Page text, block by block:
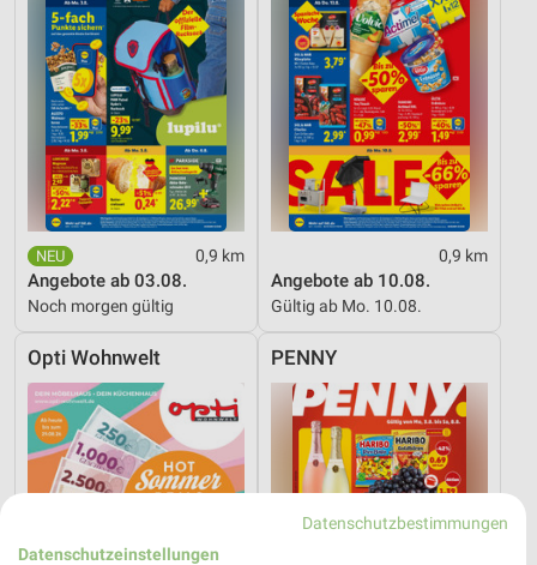
0,9 km
Angebote ab 03.08.
Noch morgen gültig
0,9 km
Angebote ab 10.08.
Gültig ab Mo. 10.08.
Opti Wohnwelt PENNY
Datenschutzbestimmungen
Datenschutzeinstellungen